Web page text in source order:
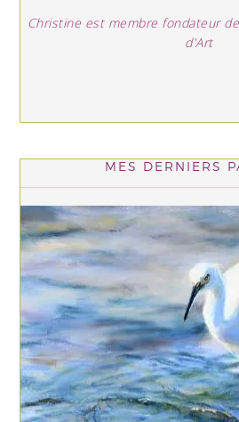
Christine est membre fondateur
d'Art
MES DERNIERS